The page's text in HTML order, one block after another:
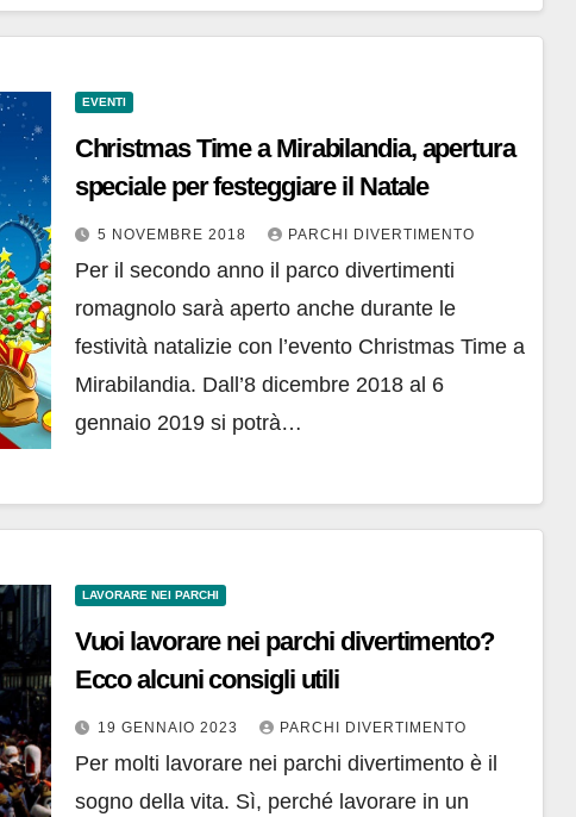
EVENTI
Christmas Time a Mirabilandia, apertura
speciale per festeggiare il Natale
5 NOVEMBRE 2018 PARCHI DIVERTIMENTO
Per il secondo anno il parco divertimenti
romagnolo sarà aperto anche durante le
festività natalizie con l’evento Christmas Time a
Mirabilandia. Dall’8 dicembre 2018 al 6
gennaio 2019 si potrà…
LAVORARE NEI PARCHI
Vuoi lavorare nei parchi divertimento?
Ecco alcuni consigli utili
19 GENNAIO 2023 PARCHI DIVERTIMENTO
Per molti lavorare nei parchi divertimento è il
sogno della vita. Sì, perché lavorare in un